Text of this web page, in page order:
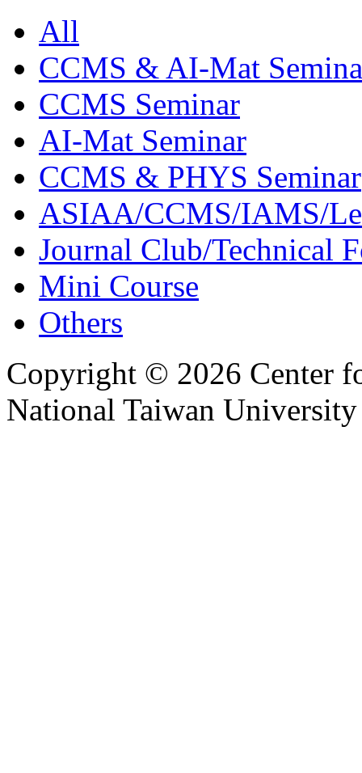
All
CCMS & AI-Mat
CCMS Seminar
AI-Mat Seminar
CCMS & PHYS Seminar
ASIAA/CCMS/IAMS/
Journal Club/Technical
Mini Course
Others
Copyright © 2026 Center
National Taiwan University